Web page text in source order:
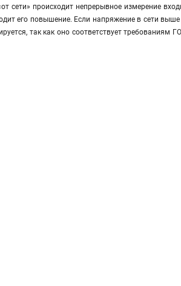
происходит непрерывное измерение
его повышение. Если напряжение в сети
так как оно соответствует требованиям